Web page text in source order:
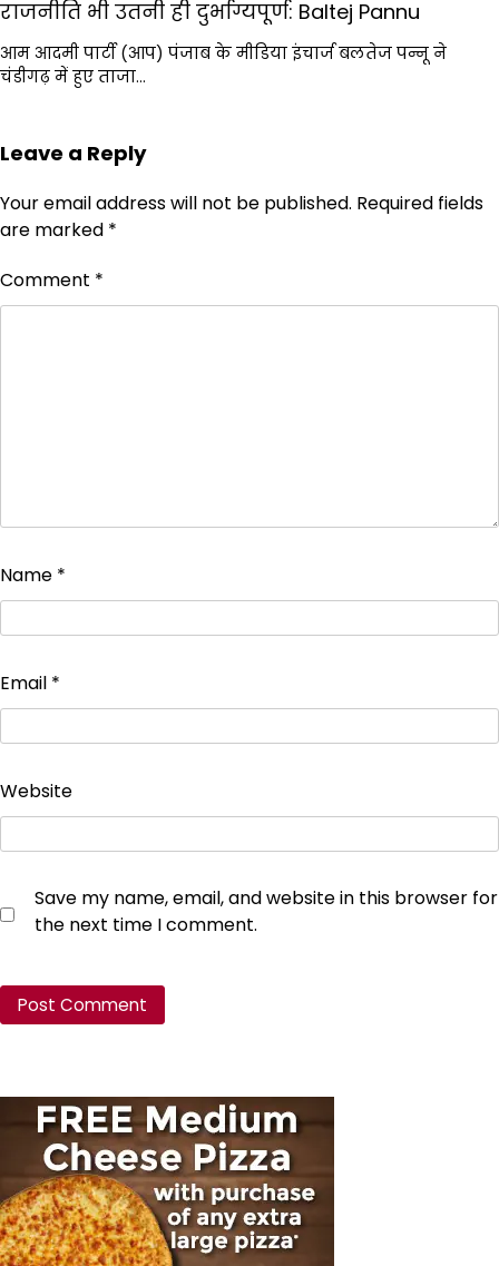
राजनीति भी उतनी ही दुर्भाग्यपूर्ण: Baltej Pannu
आम आदमी पार्टी (आप) पंजाब के मीडिया इंचार्ज बलतेज पन्नू ने
चंडीगढ़ में हुए ताजा…
Leave a Reply
Your email address will not be published. Required fields
are marked *
Comment *
Name *
Email *
Website
Save my name, email, and website in this browser for
the next time I comment.